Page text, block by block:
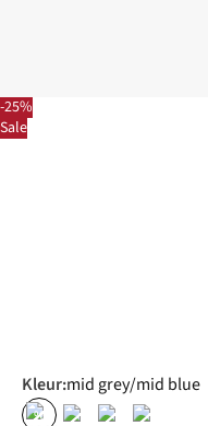
-25%
Sale
Kleur:mid grey/mid blue
%